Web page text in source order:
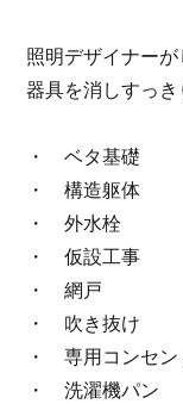
照明デザイナー
器具を消しすっき
・ ベタ基礎
・ 構造躯体
・ 外水栓
・ 仮設工事
・ 網戸
・ 吹き抜け
・ 専用コンセン
・ 洗濯機パン